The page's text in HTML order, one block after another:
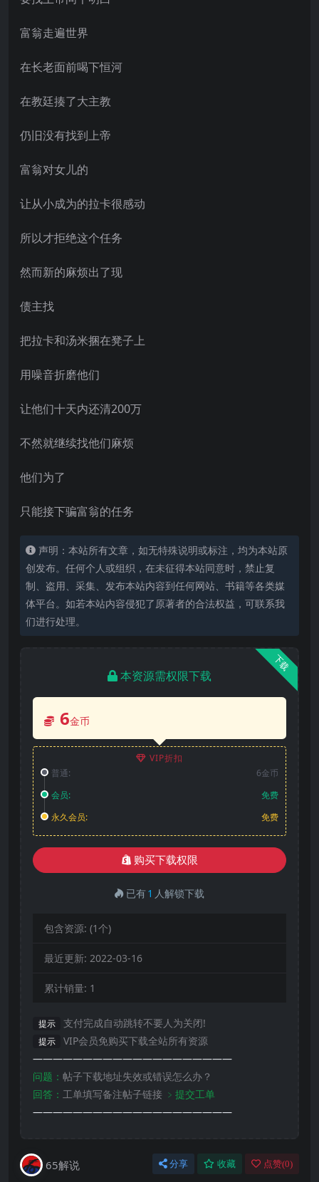
富翁走遍世界
在长老面前喝下恒河
在教廷揍了大主教
仍旧没有找到上帝
富翁对女儿的
让从小成为的拉卡很感动
所以才拒绝这个任务
然而新的麻烦出了现
债主找
把拉卡和汤米捆在凳子上
用噪音折磨他们
让他们十天内还清200万
不然就继续找他们麻烦
他们为了
只能接下骗富翁的任务
声明：本站所有文章，如无特殊说明或标注，均为本站原
创发布。任何个人或组织，在未征得本站同意时，禁止复
制、盗用、采集、发布本站内容到任何网站、书籍等各类媒
体平台。如若本站内容侵犯了原著者的合法权益，可联系我
们进行处理。
下载
本资源需权限下载
6金币
VIP折扣
普通:
6金币
会员:
免费
永久会员:
免费
购买下载权限
已有1 人解锁下载
包含资源: (1个)
最近更新: 2022-03-16
累计销量: 1
提示 支付完成自动跳转不要人为关闭!
提示
VIP会员免购买下载全站所有资源
————————————————————
问题： 帖子下载地址失效或错误怎么办？
回答： 工单填写备注帖子链接 ﹥提交工单
————————————————————
65解说 分享 收藏 点赞(0)